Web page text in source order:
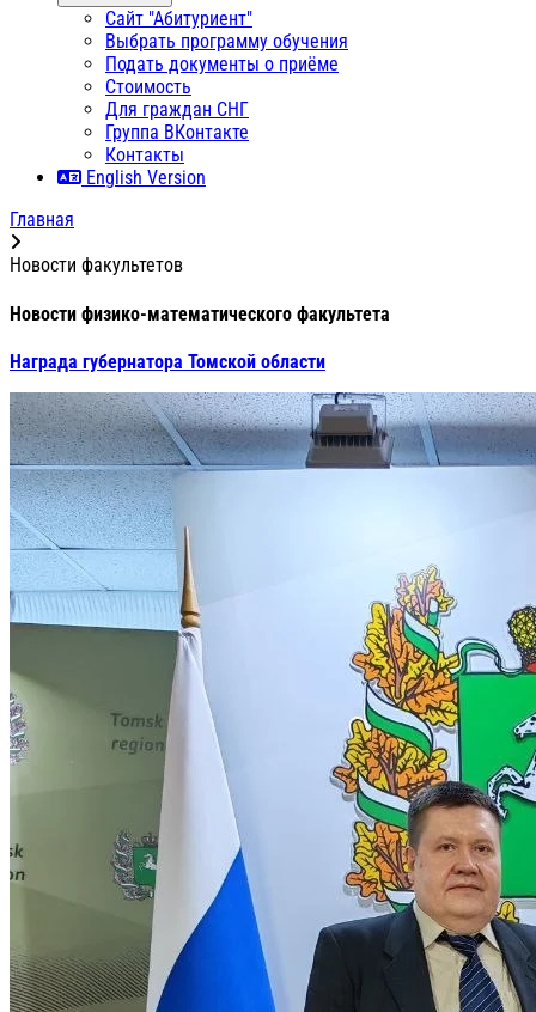
Сайт "Абитуриент"
Выбрать программу обучения
Подать документы о приёме
Стоимость
Для граждан СНГ
Группа ВКонтакте
Контакты
English Version
Главная
Новости факультетов
Новости физико-математического факультета
Награда губернатора Томской области